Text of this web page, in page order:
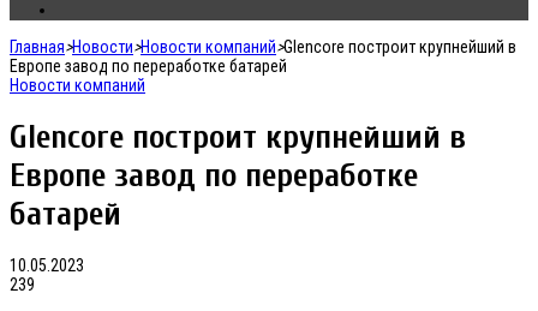
Главная>Новости>Новости компаний>Glencore построит крупнейший в
Европе завод по переработке батарей
Новости компаний
Glencore построит крупнейший в
Европе завод по переработке
батарей
10.05.2023
239